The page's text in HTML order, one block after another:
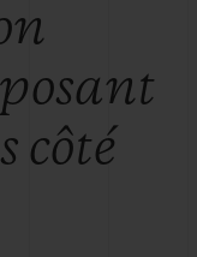
côté